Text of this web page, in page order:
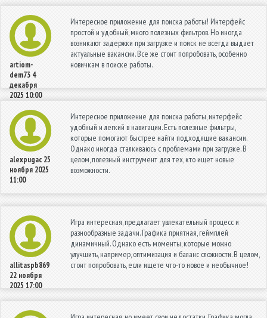
artiom-
dem73 4
декабря
2025 10:00
Интересное приложение для поиска работы! Интерфейс
простой и удобный, много полезных фильтров. Но иногда
возникают задержки при загрузке и поиск не всегда выдает
актуальные вакансии. Все же стоит попробовать, особенно
новичкам в поиске работы.
alexpugac 25
ноября 2025
11:00
Интересное приложение для поиска работы, интерфейс
удобный и легкий в навигации. Есть полезные фильтры,
которые помогают быстрее найти подходящие вакансии.
Однако иногда сталкиваюсь с проблемами при загрузке. В
целом, полезный инструмент для тех, кто ищет новые
возможности.
allitaspb869
22 ноября
2025 17:00
Игра интересная, предлагает увлекательный процесс и
разнообразные задачи. Графика приятная, геймплей
динамичный. Однако есть моменты, которые можно
улучшить, например, оптимизация и баланс сложности. В целом,
стоит попробовать, если ищете что-то новое и необычное!